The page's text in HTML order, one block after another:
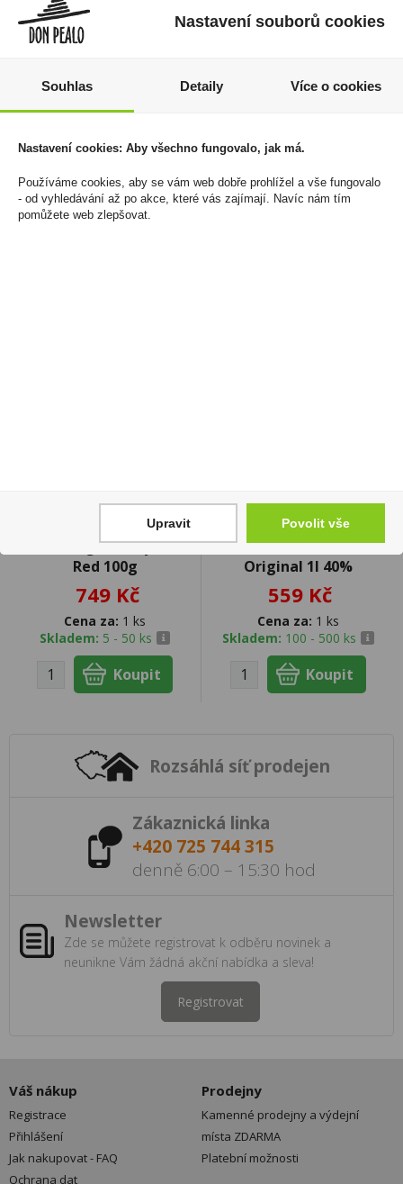
Bolci malá květinová
bonboniéra 80g
110 Kč
Cena za:1 ks
Whisky Jack Daniels
Gentleman Jack 0,7l
40%
759 Kč
Tabák cigaretový RGD
Red 100g
749 Kč
Cena za: 1 ks
Skladem: 5 - 50 ks
Vodka Russian Standard
Original 1l 40%
559 Kč
Cena za: 1 ks
Skladem: 100 - 500 ks
Rozsáhlá síť prodejen
Zákaznická linka
+420 725 744 315
denně 6:00 – 15:30 hod
Newsletter
Zde se můžete registrovat k odběru novinek a
neunikne Vám žádná akční nabídka a sleva!
Registrovat
Váš nákup
Registrace
Přihlášení
Jak nakupovat - FAQ
Ochrana dat
Prodejny
Kamenné prodejny a výdejní
místa ZDARMA
Platební možnosti
Nastavení souborů cookies
Souhlas Detaily Více o cookies
Nastavení cookies: Aby všechno fungovalo, jak má.
Používáme cookies, aby se vám web dobře prohlížel a vše fungovalo
- od vyhledávání až po akce, které vás zajímají. Navíc nám tím
pomůžete web zlepšovat.
Upravit Povolit vše